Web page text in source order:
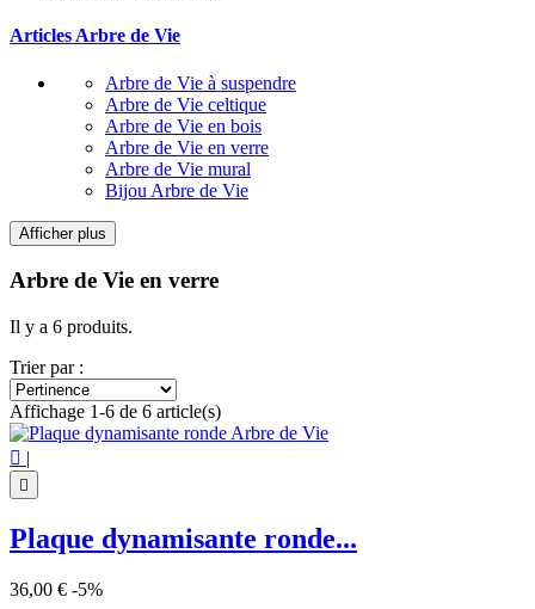
Articles Arbre de Vie
Arbre de Vie à suspendre
Arbre de Vie celtique
Arbre de Vie en bois
Arbre de Vie en verre
Arbre de Vie mural
Bijou Arbre de Vie
Effacer les filtres
€
Arbre de Vie
Voir les Produits6
Afficher plus
Arbre de Vie en verre
Il y a 6 produits.
Trier par :
Affichage 1-6 de 6 article(s)
 |

Plaque dynamisante ronde...
36,00 € -5%